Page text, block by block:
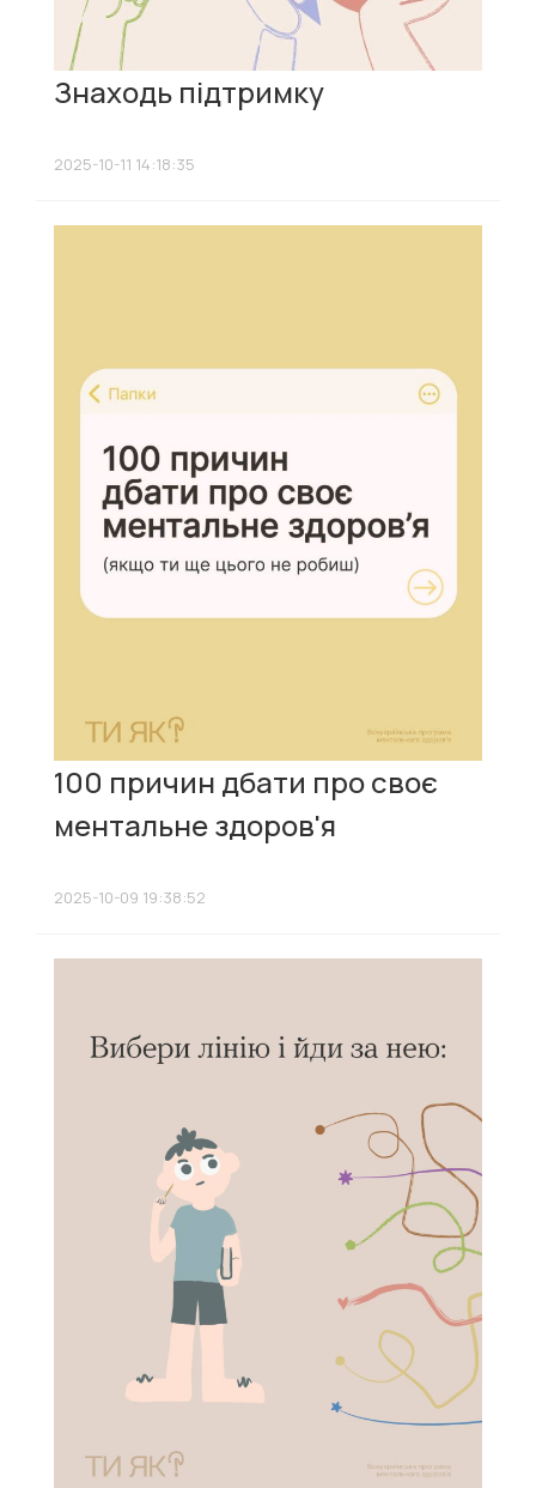
Знаходь підтримку
2025-10-11 14:18:35
100 причин дбати про своє
ментальне здоров'я
2025-10-09 19:38:52